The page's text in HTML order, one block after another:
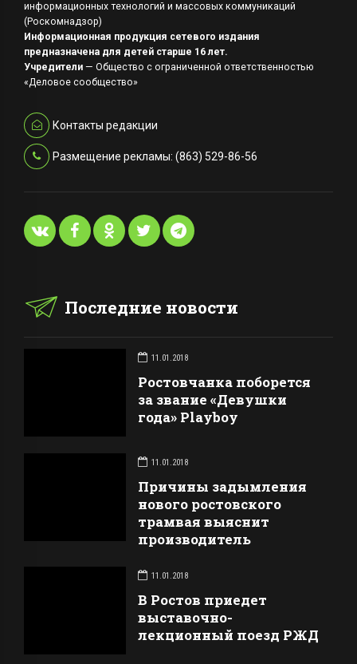
информационных технологий и массовых коммуникаций
(Роскомнадзор)
Информационная продукция сетевого издания
предназначена для детей старше 16 лет.
Учредители — Общество с ограниченной ответственностью
«Деловое сообщество»
Контакты редакции
Размещение рекламы: (863) 529-86-56
Последние новости
11.01.2018
Ростовчанка поборется
за звание «Девушки
года» Playboy
11.01.2018
Причины задымления
нового ростовского
трамвая выяснит
производитель
11.01.2018
В Ростов приедет
выставочно-
лекционный поезд РЖД